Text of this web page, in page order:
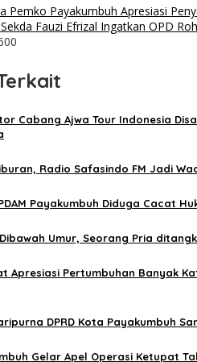
Pemko Payakumbuh Apresiasi
Sekda Fauzi Efrizal Ingatkan OPD
Cabang Ajwa Tour Indonesia
Radio Safasindo FM Jadi
Payakumbuh Diduga Cacat
Umur, Seorang Pria
Apresiasi Pertumbuhan Banyak
DPRD Kota Payakumbuh
Gelar Apel Operasi Ketupat